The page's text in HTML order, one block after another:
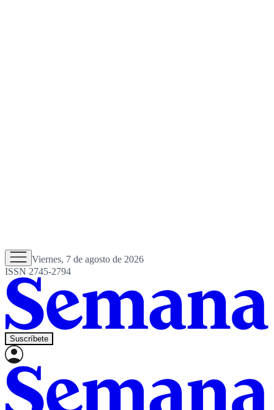
Viernes, 7 de agosto de 2026
ISSN 2745-2794
Suscríbete